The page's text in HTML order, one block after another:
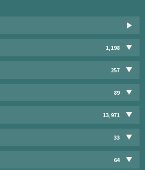
1,198
257
89
13,971
33
64